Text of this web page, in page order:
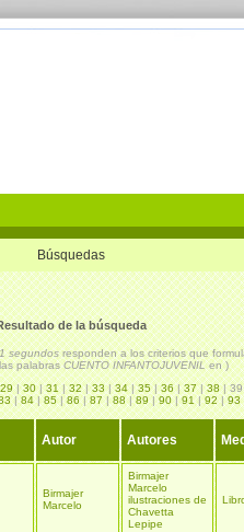
Búsquedas
de la búsqueda
segundosresponden a los criterios que
palabrasCUENTO INFANTOJUVENILen )
29|30|31|32|33|34|35|36|37|38|
|84|85|86|87|88|89|90|91|92|93
Autor Autores
Birmajer
Marcelo
Birmajer
Marcelo
ilustraciones de
Chavetta
Lepipe